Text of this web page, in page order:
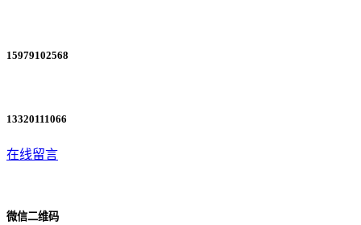
15979102568
13320111066
在线留言
微信二维码